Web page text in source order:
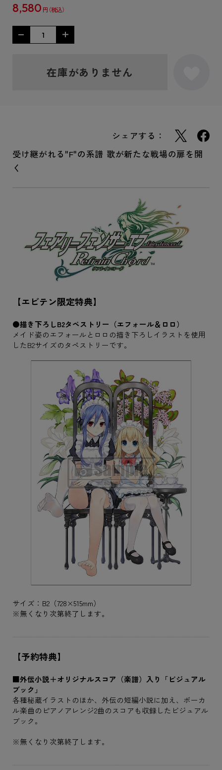
8,580 円
在庫がありません
シェアする：
受け継がれる"F"の系譜 歌が新たな戦場の扉を開
く
【エビテン限定特典】
●描き下ろしB2タペストリー（エフォール＆ロロ）
メイド姿のエフォールとロロの描き下ろしイラストを使用
したB2サイズのタペストリーです。
サイズ：B2（728×515mm）
※無くなり次第終了します。
【予約特典】
■外伝小説＋オリジナルスコア（楽譜）入り「ビジュアル
ブック」
各種秘蔵イラストのほか、外伝の短編小説に加え、ボーカ
ル楽曲のピアノアレンジ2曲のスコアも収録したビジュアル
ブック。
※無くなり次第終了します。